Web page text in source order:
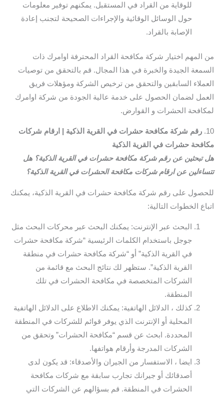
للوقاية من القراد في المستقبل. يمكنهم توفير معلومات
حول الوسائل الوقائية والإجراءات الصحيحة لتجنب إعادة
الإصابة بالقراد.
من المهم اختيار شركة مكافحة القراد المحترفة اوامرك ذات
السمعة الجيدة والخبرة في هذا المجال. قم بالتحقق من توصيات
العملاء السابقين والتحقق من ترخيص الشركة ومؤهلات فريق
العمل لضمان الحصول على خدمة عالية الجودة من شركة اوامرك
لمكافحة الحشرات و القوارض.
10. رقم شركة مكافحة حشرات في القرية الذكية | ارقام شركات
مكافحة حشرات في القرية الذكية
هل تبحثين عن رقم شركة مكافحة حشرات في القرية الذكية؟ هل
تتساءلين عن ارقام شركات مكافحة الحشرات في القرية الذكية؟
للحصول على رقم شركة مكافحة حشرات في القرية الذكية، يمكنك
اتباع الخطوات التالية:
البحث عبر الإنترنت: يمكنك البحث عبر محركات البحث مثل
جوجل باستخدام الكلمات الرئيسية “شركة مكافحة حشرات
في القرية الذكية” أو “شركة مكافحة حشرات في منطقة
القرية الذكية”. ستظهر لك نتائج البحث مع قائمة من
الشركات المتخصصة في مكافحة الحشرات في تلك
المنطقة.
كذلك ، الدلائل الهاتفية: يمكنك الاطلاع على الدلائل الهاتفية
المحلية أو الإنترنت الذي يوفر قوائم للشركات في المنطقة
المحددة. ابحث عن قسم “مكافحة الحشرات” وتحقق من
الشركات المدرجة وأرقام هواتفها.
ايضا ، الاستفسار من الجيران والأصدقاء: قد يكون لدى
أصدقائك أو جيرانك تجارب سابقة مع شركات مكافحة
الحشرات في المنطقة. قم بسؤالهم عن الشركات التي